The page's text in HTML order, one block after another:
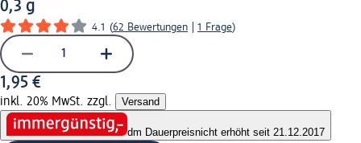
0,3 g
4.1 (62 Bewertungen 1 Frage)
1,95 €
inkl. 20% MwSt. zzgl. Versand
dm Dauerpreisnicht erhöht seit 21.12.2017